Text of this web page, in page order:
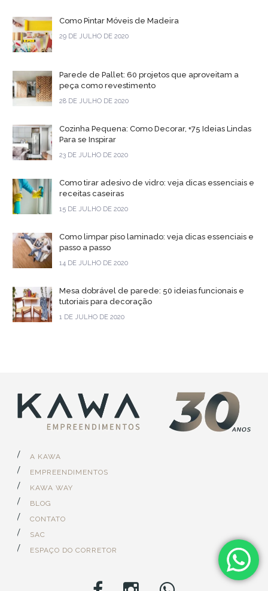
Como Pintar Móveis de Madeira
29 DE JULHO DE 2020
Parede de Pallet: 60 projetos que aproveitam a
peça como revestimento
28 DE JULHO DE 2020
Cozinha Pequena: Como Decorar, +75 Ideias Lindas
Para se Inspirar
23 DE JULHO DE 2020
Como tirar adesivo de vidro: veja dicas essenciais e
receitas caseiras
15 DE JULHO DE 2020
Como limpar piso laminado: veja dicas essenciais e
passo a passo
14 DE JULHO DE 2020
Mesa dobrável de parede: 50 ideias funcionais e
tutoriais para decoração
1 DE JULHO DE 2020
A KAWA
EMPREENDIMENTOS
KAWA WAY
BLOG
CONTATO
SAC
ESPAÇO DO CORRETOR